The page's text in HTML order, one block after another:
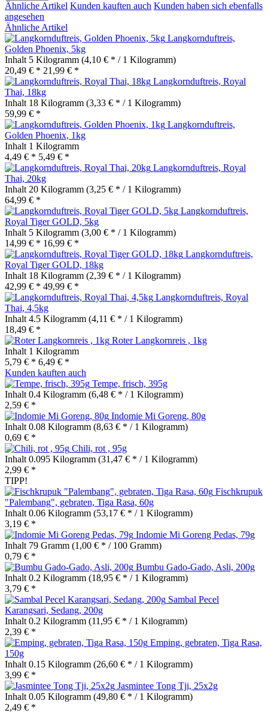
Ähnliche Artikel Kunden kauften auch Kunden haben sich ebenfalls
angesehen
Ähnliche Artikel
Langkornduftreis,
Golden Phoenix, 5kg
Inhalt 5 Kilogramm (4,10 € * / 1 Kilogramm)
20,49 € * 21,99 € *
Langkornduftreis, Royal
Thai, 18kg
Inhalt 18 Kilogramm (3,33 € * / 1 Kilogramm)
59,99 € *
Langkornduftreis,
Golden Phoenix, 1kg
Inhalt 1 Kilogramm
4,49 € * 5,49 € *
Langkornduftreis, Royal
Thai, 20kg
Inhalt 20 Kilogramm (3,25 € * / 1 Kilogramm)
64,99 € *
Langkornduftreis,
Royal Tiger GOLD, 5kg
Inhalt 5 Kilogramm (3,00 € * / 1 Kilogramm)
14,99 € * 16,99 € *
Langkornduftreis,
Royal Tiger GOLD, 18kg
Inhalt 18 Kilogramm (2,39 € * / 1 Kilogramm)
42,99 € * 49,99 € *
Langkornduftreis, Royal
Thai, 4,5kg
Inhalt 4.5 Kilogramm (4,11 € * / 1 Kilogramm)
18,49 € *
Roter Langkornreis , 1kg
Inhalt 1 Kilogramm
5,79 € * 6,49 € *
Kunden kauften auch
Tempe, frisch, 395g
Inhalt 0.4 Kilogramm (6,48 € * / 1 Kilogramm)
2,59 € *
Indomie Mi Goreng, 80g
Inhalt 0.08 Kilogramm (8,63 € * / 1 Kilogramm)
0,69 € *
Chili, rot , 95g
Inhalt 0.095 Kilogramm (31,47 € * / 1 Kilogramm)
2,99 € *
TIPP!
Fischkrupuk
"Palembang", gebraten, Tiga Rasa, 60g
Inhalt 0.06 Kilogramm (53,17 € * / 1 Kilogramm)
3,19 € *
Indomie Mi Goreng Pedas, 79g
Inhalt 79 Gramm (1,00 € * / 100 Gramm)
0,79 € *
Bumbu Gado-Gado, Asli, 200g
Inhalt 0.2 Kilogramm (18,95 € * / 1 Kilogramm)
3,79 € *
Sambal Pecel
Karangsari, Sedang, 200g
Inhalt 0.2 Kilogramm (11,95 € * / 1 Kilogramm)
2,39 € *
Emping, gebraten, Tiga Rasa,
150g
Inhalt 0.15 Kilogramm (26,60 € * / 1 Kilogramm)
3,99 € *
Jasmintee Tong Tji, 25x2g
Inhalt 0.05 Kilogramm (49,80 € * / 1 Kilogramm)
2,49 € *